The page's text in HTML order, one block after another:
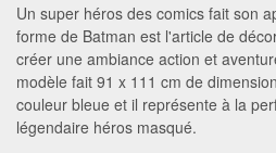
Un super héros des comics fait son
forme de Batman est l'article de
créer une ambiance action et
modèle fait 91 x 111 cm de
couleur bleue et il représente à la
légendaire héros masqué.